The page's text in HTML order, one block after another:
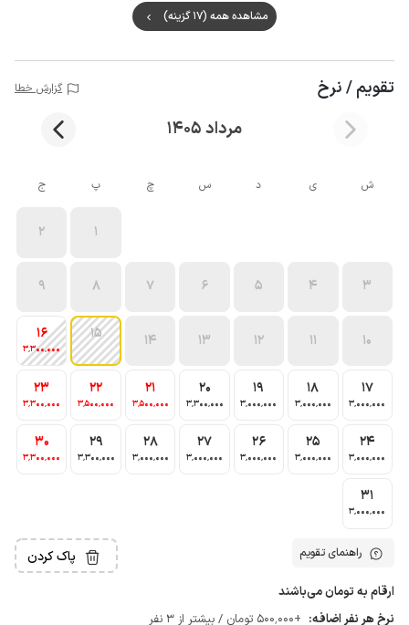
مشاهده همه (17 گزینه)
تقویم / نرخ گزارش خطا
مرداد 1405
ش ی د س چ پ ج
1
2
3
4
5
6
7
8
9
10
11
12
13
14
15
16
3٬300٬000
17
3٬000٬000
18
3٬000٬000
19
3٬000٬000
20
3٬300٬000
21
3٬500٬000
22
3٬500٬000
23
3٬300٬000
24
3٬000٬000
25
3٬000٬000
26
3٬000٬000
27
3٬000٬000
28
3٬000٬000
29
3٬300٬000
30
3٬300٬000
31
3٬000٬000
راهنمای تقویم پاک کردن
ارقام به تومان می‌باشند
نرخ هر نفر اضافه: +500٬000 تومان / بیشتر از 3 نفر